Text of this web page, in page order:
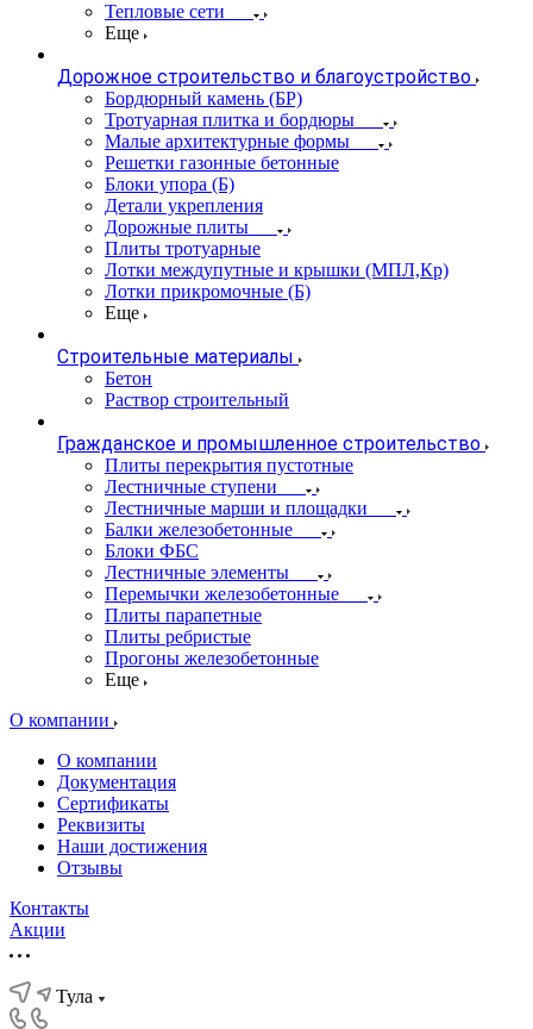
Тепловые сети
Еще
Дорожное строительство и благоустройство
Бордюрный камень (БР)
Тротуарная плитка и бордюры
Малые архитектурные формы
Решетки газонные бетонные
Блоки упора (Б)
Детали укрепления
Дорожные плиты
Плиты тротуарные
Лотки междупутные и крышки (МПЛ,Кр)
Лотки прикромочные (Б)
Еще
Строительные материалы
Бетон
Раствор строительный
Гражданское и промышленное строительство
Плиты перекрытия пустотные
Лестничные ступени
Лестничные марши и площадки
Балки железобетонные
Блоки ФБС
Лестничные элементы
Перемычки железобетонные
Плиты парапетные
Плиты ребристые
Прогоны железобетонные
Еще
О компании
О компании
Документация
Сертификаты
Реквизиты
Наши достижения
Отзывы
Контакты
Акции
Тула